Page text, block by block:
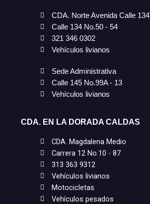
CDA. Norte Avenida Calle 134
Calle 134 No.50 - 54
321 346 0302
Vehículos livianos
Sede Administrativa
Calle 145 No.99A - 13
Vehículos livianos
CDA. EN LA DORADA CALDAS
CDA. Magdalena Medio
Carrera 12 No.10 - 87
313 363 9312
Vehículos livianos
Motocicletas
Vehículos pesados